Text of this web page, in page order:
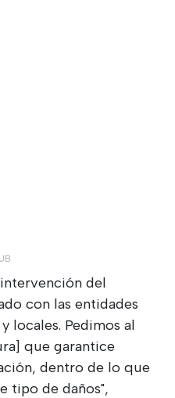
del
con las entidades
locales. Pedimos al
que garantice
dentro de lo que
tipo de daños",